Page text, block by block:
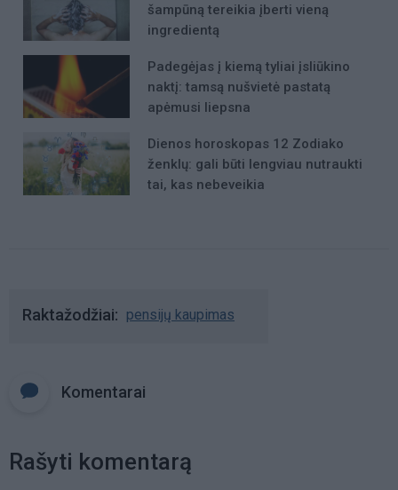
šampūną tereikia įberti vieną
ingredientą
Padegėjas į kiemą tyliai įsliūkino
naktį: tamsą nušvietė pastatą
apėmusi liepsna
Dienos horoskopas 12 Zodiako
ženklų: gali būti lengviau nutraukti
tai, kas nebeveikia
Raktažodžiai pensijų kaupimas
Komentarai
Rašyti komentarą